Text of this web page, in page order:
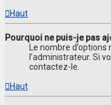
Haut
Pourquoi ne puis-je pas
Le nombre
l’administrateur. Si
contactez-le.
Haut